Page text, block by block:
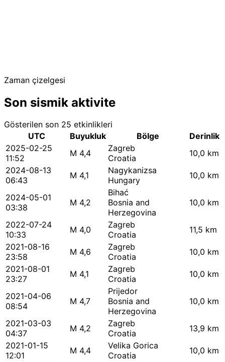
Zaman çizelgesi
Son sismik aktivite
Gösterilen son 25 etkinlikleri
UTC
Buyukluk Bölge
Derinlik
2025-02-25
11:52
M 4,4
Zagreb
Croatia
10,0 km
2024-08-13
06:43
M 4,1
Nagykanizsa
Hungary
10,0 km
2024-05-01
03:38
M 4,2
Bihać
Bosnia and
Herzegovina
10,0 km
2022-07-24
10:33
M 4,0
Zagreb
Croatia
11,5 km
2021-08-16
23:58
M 4,6
Zagreb
Croatia
10,0 km
2021-08-01
23:27
M 4,1
Zagreb
Croatia
10,0 km
2021-04-06
08:54
M 4,7
Prijedor
Bosnia and
Herzegovina
10,0 km
2021-03-03
04:37
M 4,2
Zagreb
Croatia
13,9 km
2021-01-15
12:01
M 4,4
Velika Gorica
Croatia
10,0 km